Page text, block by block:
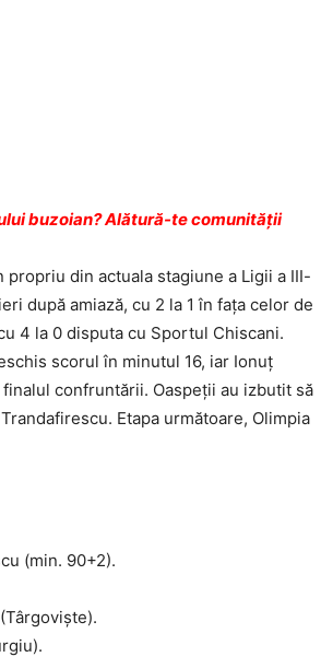
buzoian? Alătură-te comunității
din actuala stagiune a Ligii a III-
după amiază, cu 2 la 1 în faţa celor de
4 la 0 disputa cu Sportul Chiscani.
scorul în minutul 16, iar Ionuţ
confruntării. Oaspeţii au izbutit să
Etapa următoare, Olimpia
(min. 90+2).